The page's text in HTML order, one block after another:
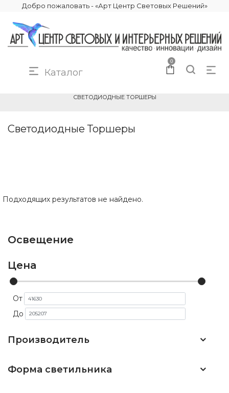
Добро пожаловать - «Арт Центр Световых Решений»
Каталог
0
СВЕТОДИОДНЫЕ ТОРШЕРЫ
Светодиодные Торшеры
Подходящих результатов не найдено.
Освещение
Цена
От
До
Производитель
Форма светильника